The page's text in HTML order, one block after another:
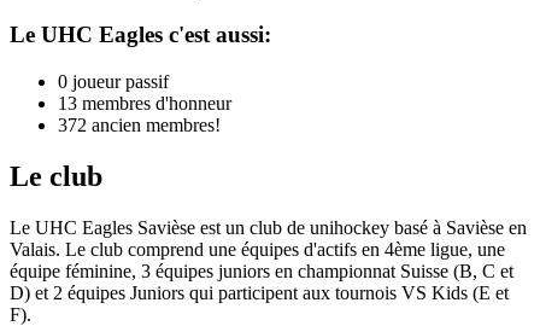
Le UHC Eagles c'est aussi:
0 joueur passif
13 membres d'honneur
372 ancien membres!
Le club
Le UHC Eagles Savièse est un club de unihockey basé à Savièse en
Valais. Le club comprend une équipes d'actifs en 4ème ligue, une
équipe féminine, 3 équipes juniors en championnat Suisse (B, C et
D) et 2 équipes Juniors qui participent aux tournois VS Kids (E et
F).